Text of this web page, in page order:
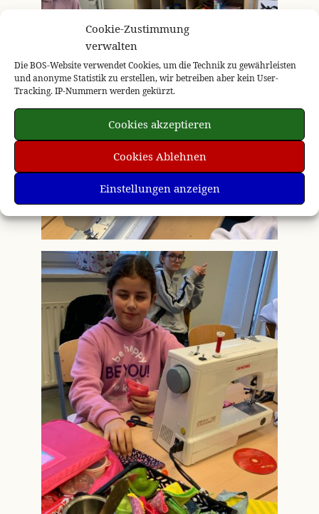
Cookie-Zustimmung
verwalten
Die BOS-Website verwendet Cookies, um die Technik zu gewährleisten
und anonyme Statistik zu erstellen, wir betreiben aber kein User-
Tracking. IP-Nummern werden gekürzt.
Cookies akzeptieren
Cookies Ablehnen
Einstellungen anzeigen